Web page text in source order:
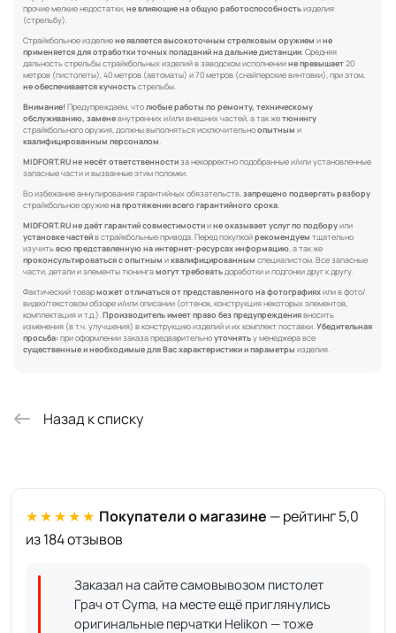
прочие мелкие недостатки,не влияющие на общую работоспособностьизделия
(стрельбу).
Страйкбольное изделиене является высокоточным стрелковым оружием ине
применяется для отработки точных попаданий на дальние дистанции. Средняя
дальность стрельбы страйкбольных изделий в заводском исполнениине превышает20
метров (пистолеты), 40 метров (автоматы) и 70 метров (снайперские винтовки), при этом,
не обеспечивается кучностьстрельбы.
Внимание!Предупреждаем, чтолюбые работы по ремонту, техническому
обслуживанию, заменевнутренних и/или внешних частей, а так жетюнингу
страйкбольного оружия, должны выполняться исключительноопытным и
квалифицированным персоналом.
MIDFORT.RU не несёт ответственностиза некорректно подобранные и/или установленные
запасные части и вызванные этим поломки.
Во избежание аннулирования гарантийных обязательств,запрещено подвергать разбору
страйкбольное оружиена протяжении всего гарантийного срока.
MIDFORT.RU не даёт гарантий совместимостиине оказывает услуг по подборуили
установке частейв страйкбольные привода. Перед покупкойрекомендуем тщательно
изучитьвсю представленную на интернет-ресурсах информацию, а так же
проконсультироваться с опытным иквалифицированным специалистом. Все запасные
части, детали и элементы тюнингамогут требоватьдоработки и подгонки друг к другу.
Фактический товарможет отличаться от представленного на фотографияхили в фото/
видео/текстовом обзоре и/или описании (оттенок, конструкция некоторых элементов,
комплектация и т.д.).Производитель имеет право без предупреждениявносить
изменения (в т.ч. улучшения) в конструкцию изделий и их комплект поставки.Убедительная
просьба: при оформлении заказа предварительноуточнятьу менеджера все
существенные и необходимые для Вас характеристики и параметры изделия.
Назад к списку
★★★★★ Покупатели о магазине — рейтинг 5,0
из 184 отзывов
Заказал на сайте самовывозом пистолет
Грач от Cyma, на месте ещё приглянулись
оригинальные перчатки Helikon — тоже